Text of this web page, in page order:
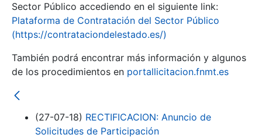
Show/Hide
Sector Público accediendo en el siguiente link:
Plataforma de Contratación del Sector Público
(https://contrataciondelestado.es/)
También podrá encontrar más información y algunos
de los procedimientos en portallicitacion.fnmt.es
(27-07-18) RECTIFICACION: Anuncio de
Solicitudes de Participación